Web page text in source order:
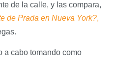
de la calle, y las compara,
de Prada en Nueva York?,
a cabo tomando como